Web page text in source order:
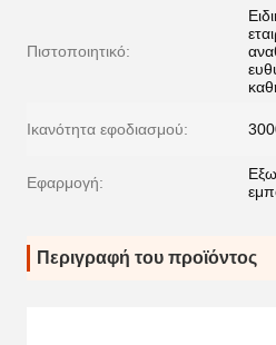
Πιστοποιητικό:
Ικανότητα εφοδιασμού:
Εφαρμογή:
Περιγραφή του προϊόντος